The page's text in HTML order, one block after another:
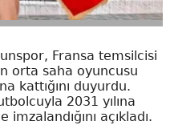
Fransa temsilcisi
orta saha oyuncusu
kattığını duyurdu.
2031 yılına
açıkladı.